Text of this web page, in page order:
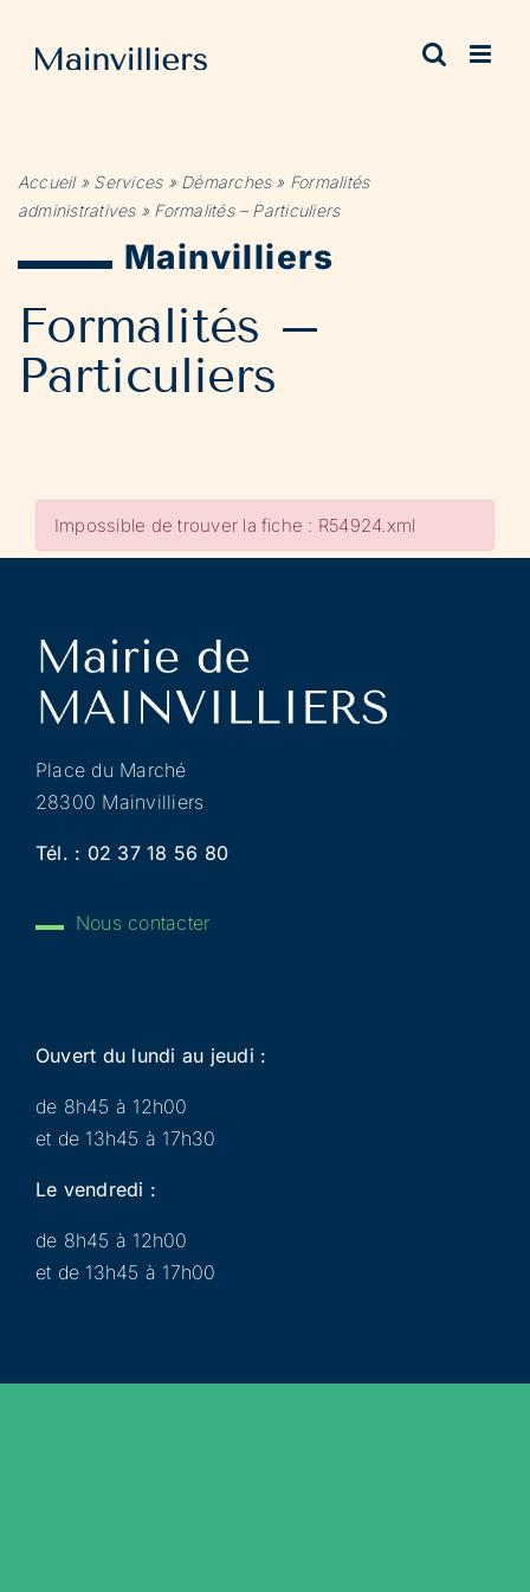
contenu
Accueil» Services» Démarches» Formalités
administratives» Formalités – Particuliers
Mainvilliers
Formalités –
Particuliers
Impossible de trouver la fiche : R54924.xml
Place du Marché
28300 Mainvilliers
Tél. : 02 37 18 56 80
Nous contacter
Ouvert du lundi au jeudi :
de 8h45 à 12h00
et de 13h45 à 17h30
Le vendredi :
de 8h45 à 12h00
et de 13h45 à 17h00